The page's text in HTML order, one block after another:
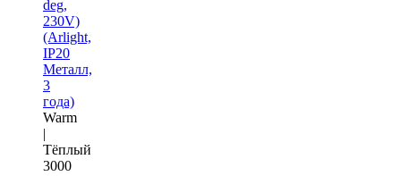
deg,
230V)
(Arlight,
IP20
Металл,
3
года)
Warm
|
Тёплый
3000